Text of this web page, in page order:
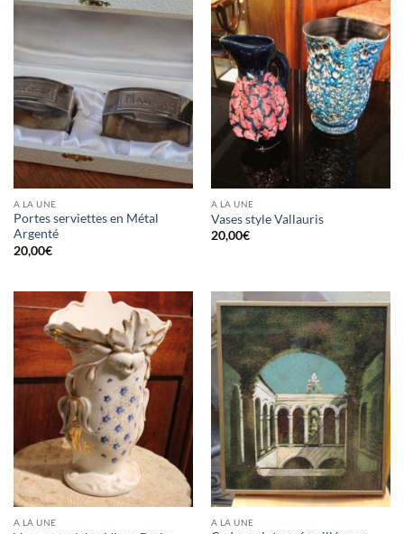
A LA UNE
Portes serviettes en Métal
Argenté
20,00€
A LA UNE
Vases style Vallauris
20,00€
A LA UNE A LA UNE